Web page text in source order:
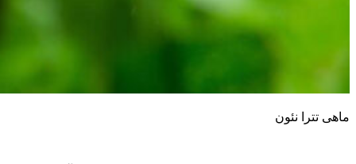
ماهی تترا نئون